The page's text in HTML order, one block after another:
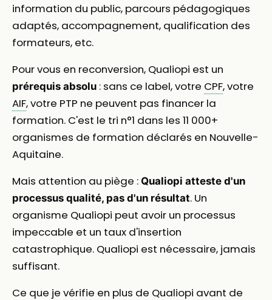
information du public, parcours pédagogiques
adaptés, accompagnement, qualification des
formateurs, etc.
Pour vous en reconversion, Qualiopi est un
prérequis absolu : sans ce label, votre CPF, votre
AIF, votre PTP ne peuvent pas financer la
formation. C'est le tri n°1 dans les 11 000+
organismes de formation déclarés en Nouvelle-
Aquitaine.
Mais attention au piège : Qualiopi atteste d'un
processus qualité, pas d'un résultat. Un
organisme Qualiopi peut avoir un processus
impeccable et un taux d'insertion
catastrophique. Qualiopi est nécessaire, jamais
suffisant.
Ce que je vérifie en plus de Qualiopi avant de